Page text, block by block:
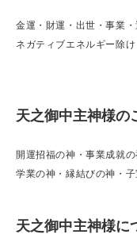
金運・財運・出世・事業
ネガティブエネルギー除
天之御中主神様の
開運招福の神・事業成就
学業の神・縁結びの神・
天之御中主神様に